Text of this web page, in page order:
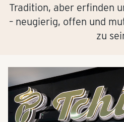
Tradition, aber erfinden
– neugierig, offen und
zu